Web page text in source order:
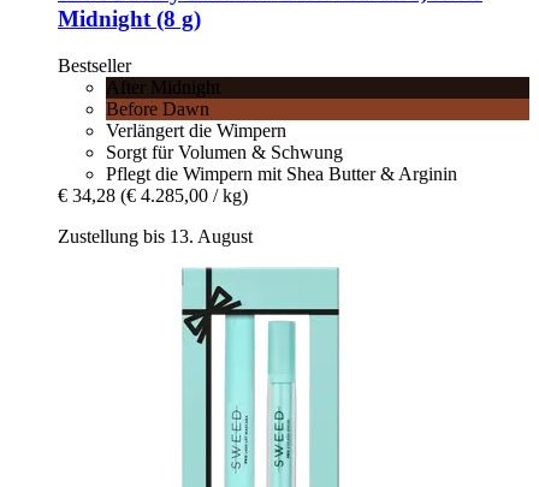
Midnight (8 g)
Bestseller
After Midnight
Before Dawn
Verlängert die Wimpern
Sorgt für Volumen & Schwung
Pflegt die Wimpern mit Shea Butter & Arginin
€ 34,28 (€ 4.285,00 / kg)
Zustellung bis 13. August